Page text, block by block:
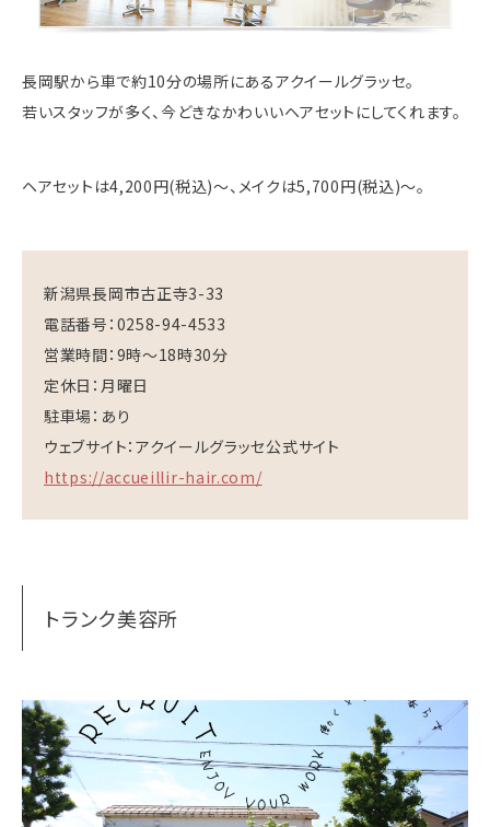
長岡駅から車で約10分の場所にあるアクイールグラッセ。
若いスタッフが多く、今どきなかわいいヘアセットにしてくれます。
ヘアセットは4,200円(税込)〜、メイクは5,700円(税込)〜。
新潟県長岡市古正寺3-33
電話番号：0258-94-4533
営業時間：9時～18時30分
定休日：月曜日
駐車場：あり
ウェブサイト：アクイールグラッセ公式サイト
https://accueillir-hair.com/
トランク美容所